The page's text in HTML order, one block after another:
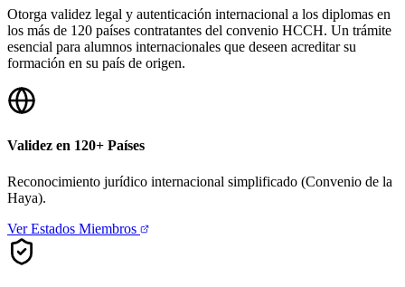
Otorga validez legal y autenticación internacional a los diplomas en
los más de 120 países contratantes del convenio HCCH. Un trámite
esencial para alumnos internacionales que deseen acreditar su
formación en su país de origen.
Validez en 120+ Países
Reconocimiento jurídico internacional simplificado (Convenio de la
Haya).
Ver Estados Miembros